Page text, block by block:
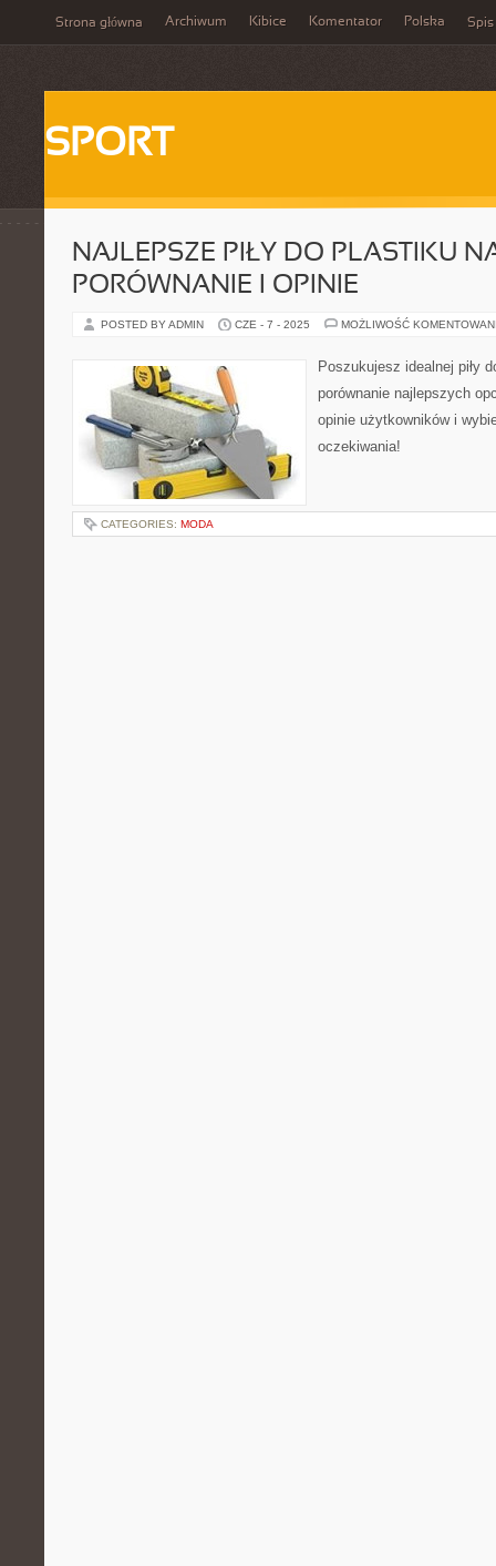
Strona główna Archiwum Kibice Komentator Polska Spis
SPORT
NAJLEPSZE PIŁY DO PLASTIKU
PORÓWNANIE I OPINIE
POSTED BY ADMIN CZE - 7 - 2025 MOŻLIWOŚĆ
Poszukujesz idealnej piły
porównanie najlepszych
opinie użytkowników i
oczekiwania!
CATEGORIES: MODA